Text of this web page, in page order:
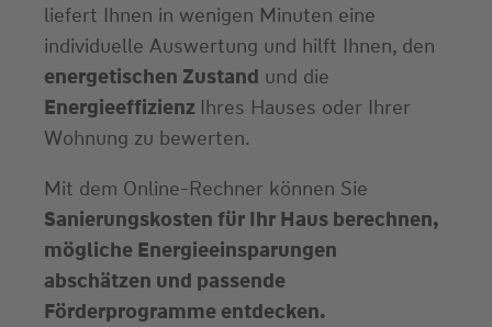
liefert Ihnen in wenigen Minuten eine
individuelle Auswertung und hilft Ihnen, den
energetischen Zustand und die
Energieeffizienz Ihres Hauses oder Ihrer
Wohnung zu bewerten.
Mit dem Online-Rechner können Sie
Sanierungskosten für Ihr Haus berechnen,
mögliche Energieeinsparungen
abschätzen und passende
Förderprogramme entdecken.